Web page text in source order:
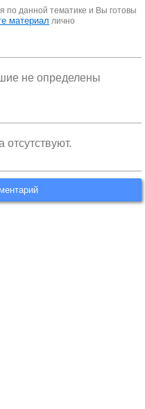
по данной тематике и Вы готовы
материал лично
не определены
отсутствуют.